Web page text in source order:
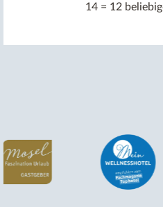
14 = 12